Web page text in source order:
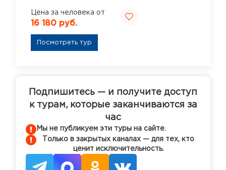
Цена за человека от
16 180 руб.
Посмотреть тур
Подпишитесь — и получите доступ
к турам, которые заканчиваются за
час
Мы не публикуем эти туры на сайте.
Только в закрытых каналах — для тех, кто
ценит исключительность.